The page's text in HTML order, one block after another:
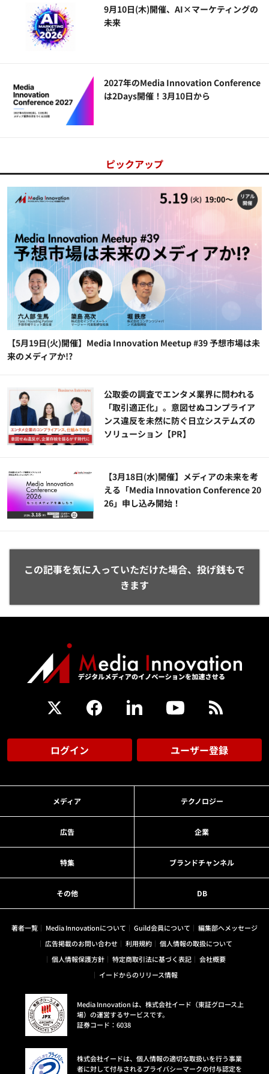
9月10日(木)開催、AI×マーケティングの
未来
2027年のMedia Innovation Conference
は2Days開催！3月10日から
ピックアップ
【5月19日(火)開催】Media Innovation Meetup #39 予想市場は未
来のメディアか!?
公​​取委の調査でエンタメ業界に問われる
「取引適正化」。意図せぬコンプライア
ンス違反を未然に防ぐ日立システムズの
ソリューション​【PR】
【3月18日(水)開催】メディアの未来を考
える「Media Innovation Conference 20
26」申し込み開始！
この記事を気に入っていただけた場合、投げ銭もで
きます
ログイン ユーザー登録
メディア テクノロジー
広告 企業
特集 ブランドチャンネル
その他 DB
著者一覧 Media Innovationについて Guild会員について
編集部へメッセージ
広告掲載のお問い合わせ
利用規約
個人情報の取扱について
個人情報保護方針
特定商取引法に基づく表記
会社概要
イードからのリリース情報
Media Innovation は、株式会社イード（東証グロース上
場）の運営するサービスです。
証券コード：6038
株式会社イードは、個人情報の適切な取扱いを行う事業
者に対して付与されるプライバシーマークの付与認定を